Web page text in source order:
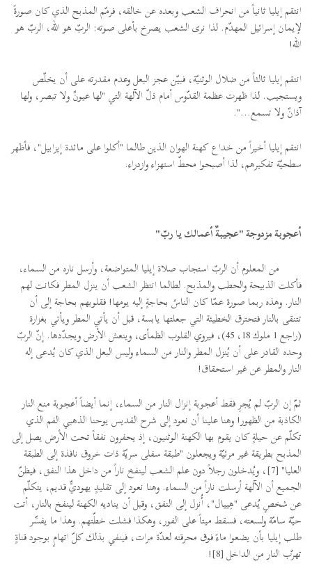
انتقم إيليا ثانياً من انحراف الشعب وبعده عن خالقه، فرمّم المذبح الذي كان صورةً
لإيمان إسرائيل المهدّم. لذا نرى الشعب يصرخ بأعلى صوته: الربّ هو الله، الربّ هو
الله!
انتقم إيليا ثالثاً من ضلال الوثنيّة، فبيّن عجز البعل وعدم مقدرته على أن يخلّص
ويستجيب. لذا ظهرت عظمة القدّوس أمام ذلّ الآلهة التي "لها عيونٌ ولا تبصر، ولها
آذانٌ ولا تسمع...".
انتقم إيليا أخيراً من خداع كهنة الهوان الذين طالما "أكلوا على مائدة إيزابيل"، فأظهر
سطحيّة تفكيرهم، لذا أصبحوا محطّ استهزاء وازدراء.
أعجوبة مزدوجة "عجيبةٌ أعمالك يا ربّ"
من المعلوم أن الربّ استجاب صلاة إيليا المتواضعة، وأرسل ناره من السماء،
فأكلت الذبيحة والحطب والمذبح. لطالما انتظر الشعب أن ينزل المطر فكانت لهم
النار. وهذه ربما صورة عمّا كان الناسُ بحاجةٍ إليه يومها! فقلوبهم بحاجة إلى أن
تتنقى بالنار فتحترق الخطيئة التي جعلتها يابسة، قبل أن يأتي المطر ويأتي بغزارة
(راجع 1 ملوك 18، 45)، فيروي القلوب الظمأى، وينعش الأرض ويجدّدها. إنّ الربّ
وحده القادر على أن يُنزل المطر والنار من السماء وليس البعل الذي كان يُدعى إله
النار والمطر عن غير استحقاق!
ثمّ إن الربّ لم يُجرِ فقط أعجوبة إنزال النار من السماء، إنما أيضاً أعجوبة منع النار
الكاذبة من الظهور! وهنا علينا أن نعود إلى شرح القديس يوحنا الذهبي الفم الذي
تكلّم عن حيلةٍ كان يقوم بها الكهنة الوثنيون، إذ يحفرون نفقاً تحت الأرض يصل إلى
المذبح بطريقة غير مرئيّة ويجعلون "طبقة سفلى سريّة ذات خروق نافذة إلى الطبقة
العليا" [7]، ويُدخلون رجلاً دون علم الشعب لينفخ ناراً من داخل هذا النفق، فيظنّ
الجميع أن الآلهة أرسلت ناراً من السماء. وهنا نعود إلى تقليدٍ يهوديٍّ قديم، يتكلّم
عن شخصٍ يُدعى "هِييال"، أُنزل إلى النفق، وقبل أن يناديه الكهنة لينفخ بالنار، أتت
حيّة سامّة ولسعته، فسقط ميتاً على الفور، وهكذا فشلت خطّتهم. وهذا ما يفسِّر
طلب إيليا بأن يضعوا ماءً فوق محرقته لعدّة مرات، فينفي بذلك كلّ اتهامٍ بوجود قناةٍ
تهرّب النار من الداخل [8]!